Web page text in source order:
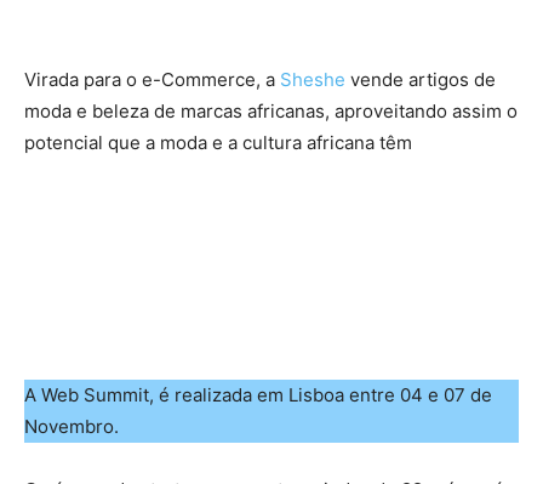
Virada para o e-Commerce, a Sheshe vende artigos de
moda e beleza de marcas africanas, aproveitando assim o
potencial que a moda e a cultura africana têm
A Web Summit, é realizada em Lisboa entre 04 e 07 de
Novembro.